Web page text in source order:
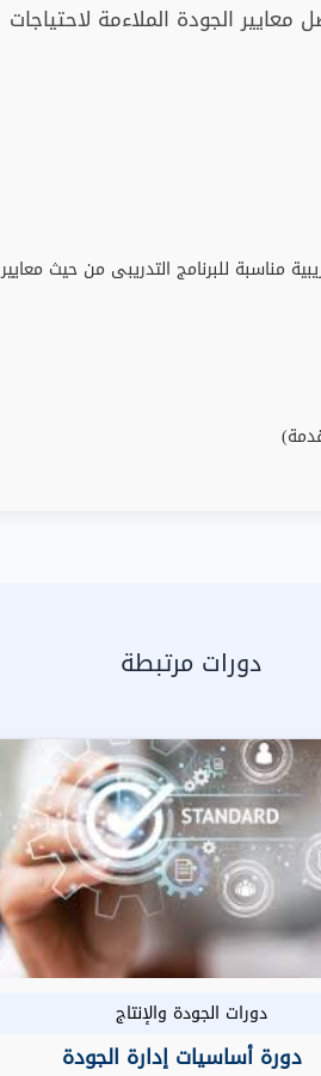
الجودة الملاءمة لاحتياجات
مناسبة للبرنامج التدريبى من حيث معايير
دورات مرتبطة
دورات الجودة والإنتاج
دورة أساسيات إدارة الجودة